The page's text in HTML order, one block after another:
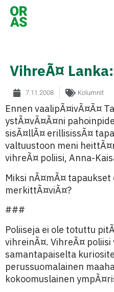
VihreÃ¤
7.11.2008 Kolumnit
Ennen vaalipÃ¤ivÃ¤Ã¤
ystÃ¤vÃ¤Ã¤ni
sisÃ¤llÃ¤ erillisissÃ¤
valtuustoon meni
vihreÃ¤ poliisi, Anna-
Miksi nÃ¤mÃ¤
merkittÃ¤viÃ¤?
###
Poliiseja ei ole totuttu
vihreinÃ¤. VihreÃ¤ poliisi
samantapaiselta
perussuomalainen
kokoomuslainen